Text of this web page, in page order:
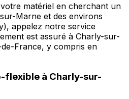
matériel en cherchant un
Marne et des environs
appelez notre service
est assuré à Charly-sur-
France, y compris en
flexible à Charly-sur-